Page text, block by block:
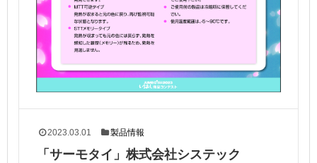
2023.03.01 製品情報
「サーモタイ」株式会社システック